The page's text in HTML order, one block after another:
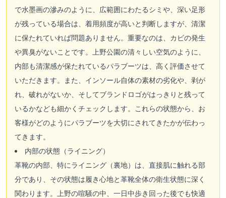
で水墨画の滲みのように、広範囲にわたるシミや、深い足形
が残っている場合は、着用頻度が高いと判断しますが、清潔
に保たれていれば問題ありません。重要なのは、カビの発生
や異臭がないことです。上野公園の清々しい空気のように、
内部も清潔感が保たれているパラブーツは、高く評価させて
いただきます。また、インソール自体の素材の劣化や、剥が
れ、破れがないか、そしてブランドロゴがはっきりと残って
いるかなども細かくチェックします。これらの状態から、お
客様がどのようにパラブーツを大切にされてきたかが伝わっ
てきます。
内部の状態（ライニング）
革靴の内部、特にライニング（裏地）は、直接肌に触れる部
分であり、その状態は履き心地と革靴全体の衛生状態に深く
関わります。上野の喧騒の中、一日中歩き回った後でも快適